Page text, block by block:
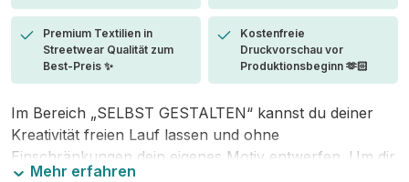
Premium Textilien in
Streetwear Qualität zum
Best-Preis ✨
Kostenfreie
Druckvorschau vor
Produktionsbeginn 🫶🏻
Im Bereich „SELBST GESTALTEN“ kannst du deiner
Kreativität freien Lauf lassen und ohne
Einschränkungen dein eigenes Motiv entwerfen. Um dir
Mehr erfahren